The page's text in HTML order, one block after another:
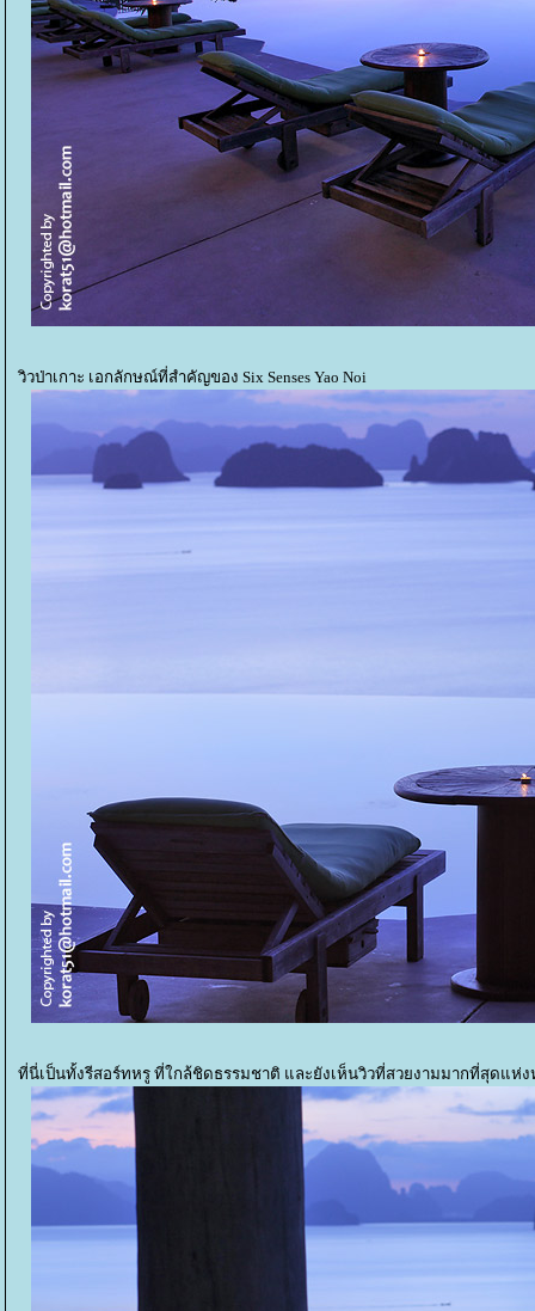
วิวป่าเกาะ เอกลักษณ์ที่สำคัญของ Six Senses Yao Noi
ที่นี่เป็นทั้งรีสอร์ทหรู ที่ใกล้ชิดธรรมชาติ และยังเห็นวิวที่สวยงามมากที่สุดแห่ง